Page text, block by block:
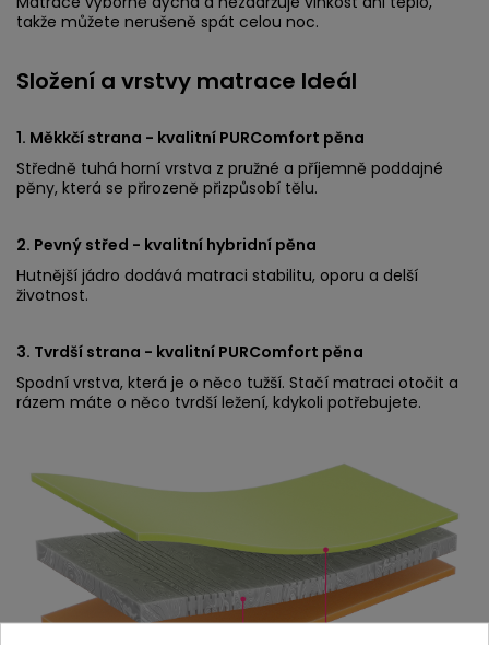
takže můžete nerušeně spát celou noc.
Složení a vrstvy matrace Ideál
1. Měkkčí strana - kvalitní PURComfort pěna
Středně tuhá horní vrstva z pružné a příjemně poddajné
pěny, která se přirozeně přizpůsobí tělu.
2. Pevný střed - kvalitní hybridní pěna
Hutnější jádro dodává matraci stabilitu, oporu a delší
životnost.
3. Tvrdší strana - kvalitní PURComfort pěna
Spodní vrstva, která je o něco tužší. Stačí matraci otočit a
rázem máte o něco tvrdší ležení, kdykoli potřebujete.